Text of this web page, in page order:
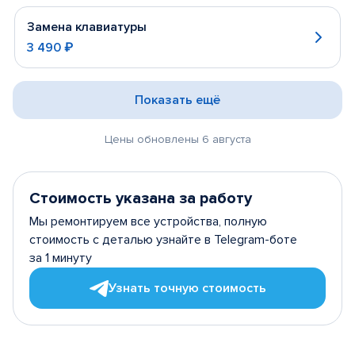
Замена клавиатуры
3 490 ₽
Цены обновлены 6 августа
Показать ещё
Стоимость указана за работу
Мы ремонтируем все устройства, полную
стоимость с деталью узнайте в Telegram-боте
за 1 минуту
Узнать точную стоимость